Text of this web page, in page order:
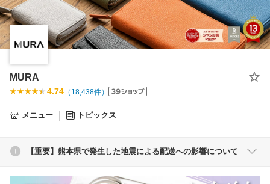
MURA
4.74 （ 18,438件）
メニュー トピックス
【重要】熊本県で発生した地震による配送への影響について